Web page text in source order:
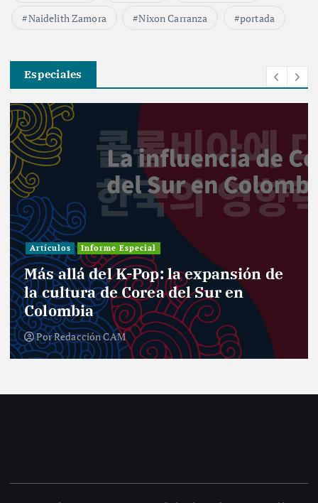
Naidelith Zamora
Nixon Carranza portada
Especiales
Artículos Informe Especial
Más allá del K-Pop: la expansión de
la cultura de Corea del Sur en
Colombia
PorRedacción CAM